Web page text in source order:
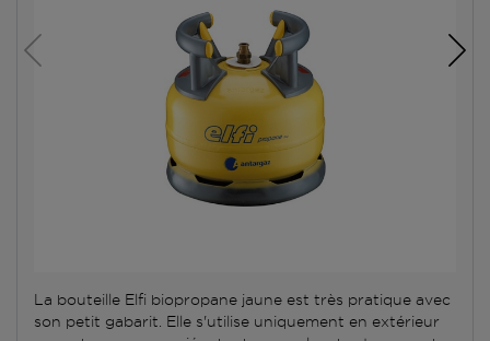
La bouteille Elfi biopropane jaune est très pratique avec
son petit gabarit. Elle s'utilise uniquement en extérieur